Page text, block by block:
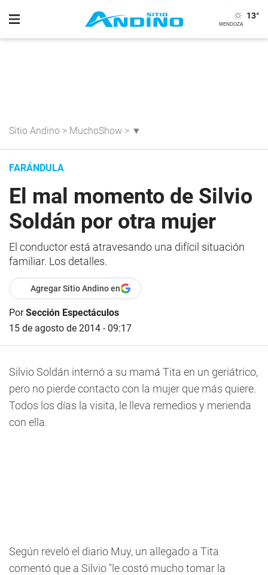
13°
Sitio Andino > MuchoShow > ▼
FARÁNDULA
El mal momento de Silvio
Soldán por otra mujer
El conductor está atravesando una difícil situación
familiar. Los detalles.
Agregar Sitio Andino en
PorSección Espectáculos
15 de agosto de 2014 - 09:17
Silvio Soldán internó a su mamá Tita en un geriátrico,
pero no pierde contacto con la mujer que más quiere.
Todos los días la visita, le lleva remedios y merienda
con ella.
Según reveló el diario Muy, un allegado a Tita
comentó que a Silvio "le costó mucho tomar la